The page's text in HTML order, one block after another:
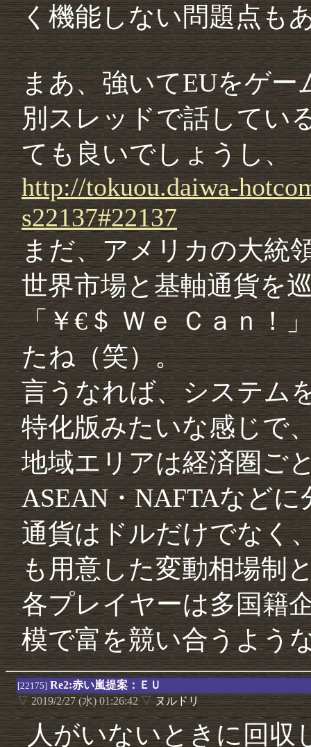
く機能しない問題点も
まあ、強いてEUをゲ
別スレッドで話してい
ても良いでしょうし、
http://tokuou.daiwa-
s22137#22137
まだ、アメリカの大統
世界市場と基軸通貨を
「￥€＄ Ｗｅ Ｃａｎ！
たね（笑）。
言うなれば、システム
特化版みたいな感じで
地域エリアは経済圏ご
ASEAN・NAFTAなどに
通貨はドルだけでなく
も用意した変動相場制
各プレイヤーは多国籍
模で富を競い合うよう
[22175] Re2:赤い嵐提案：ＥＵ
▽2019/2/27 (水) 01:26:42▽ヌルドリ
人がいないときに回収